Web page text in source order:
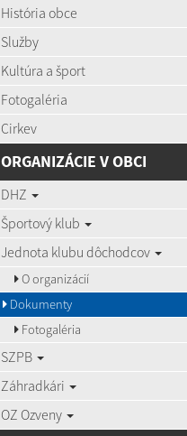
História obce
Služby
Kultúra a šport
Fotogaléria
Cirkev
ORGANIZÁCIE V OBCI
DHZ
Športový klub
Jednota klubu dôchodcov
O organizácií
Dokumenty
Fotogaléria
SZPB
Záhradkári
OZ Ozveny